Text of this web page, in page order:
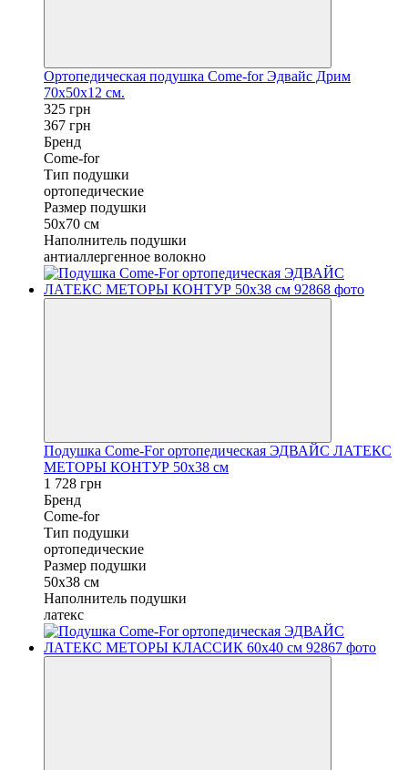
Ортопедическая подушка Come-for Эдвайс Дрим
70х50х12 см.
325 грн
367 грн
Бренд
Come-for
Тип подушки
ортопедические
Размер подушки
50x70 см
Наполнитель подушки
антиаллергенное волокно
Подушка Come-For ортопедическая ЭДВАЙС ЛАТЕКС
МЕТОРЫ КОНТУР 50x38 см
1 728 грн
Бренд
Come-for
Тип подушки
ортопедические
Размер подушки
50x38 см
Наполнитель подушки
латекс